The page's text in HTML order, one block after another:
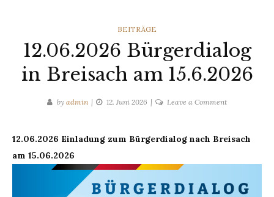
CATEGORIES
BEITRÄGE
12.06.2026 Bürgerdialog
in Breisach am 15.6.2026
by admin 12. Juni 2026 Leave a Commenton
in
15.6.2026
12.06.2026 Einladung zum Bürgerdialog nach Breisach
am 15.06.2026